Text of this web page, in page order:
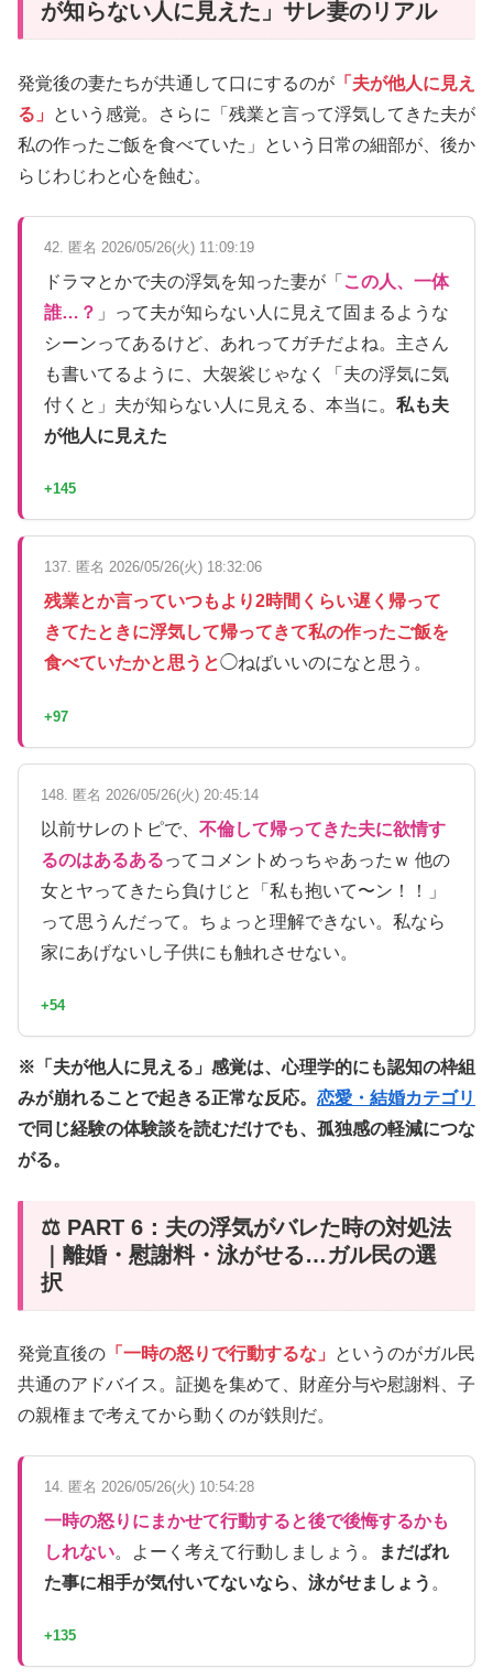
が知らない人に見えた」サレ妻のリアル
発覚後の妻たちが共通して口にするのが 「夫が他人に見え
る」
という感覚。さらに「残業と言って浮気してきた夫が
私の作ったご飯を食べていた」という日常の細部が、後か
らじわじわと心を蝕む。
42. 匿名 2026/05/26(火) 11:09:19
ドラマとかで夫の浮気を知った妻が「 この人、一体
誰…？ 」って夫が知らない人に見えて固まるような
シーンってあるけど、あれってガチだよね。主さん
も書いてるように、大袈裟じゃなく「夫の浮気に気
付くと」夫が知らない人に見える、本当に。 私も夫
が他人に見えた
+145
137. 匿名 2026/05/26(火) 18:32:06
残業とか言っていつもより2時間くらい遅く帰って
きてたときに浮気して帰ってきて私の作ったご飯を
食べていたかと思うと◯ねばいいのになと思う。
+97
148. 匿名 2026/05/26(火) 20:45:14
以前サレのトピで、 不倫して帰ってきた夫に欲情す
るのはあるあるってコメントめっちゃあったｗ 他の
女とヤってきたら負けじと「私も抱いて〜ン！！」
って思うんだって。ちょっと理解できない。私なら
家にあげないし子供にも触れさせない。
+54
※「夫が他人に見える」感覚は、心理学的にも認知の枠組
みが崩れることで起きる正常な反応。 恋愛・結婚カテゴリ
で同じ経験の体験談を読むだけでも、孤独感の軽減につな
がる。
⚖️ PART 6：夫の浮気がバレた時の対処法
｜離婚・慰謝料・泳がせる…ガル民の選
択
発覚直後の 「一時の怒りで行動するな」
というのがガル民
共通のアドバイス。証拠を集めて、財産分与や慰謝料、子
の親権まで考えてから動くのが鉄則だ。
14. 匿名 2026/05/26(火) 10:54:28
一時の怒りにまかせて行動すると後で後悔するかも
しれない。よーく考えて行動しましょう。
まだばれ
た事に相手が気付いてないなら、泳がせましょう 。
+135